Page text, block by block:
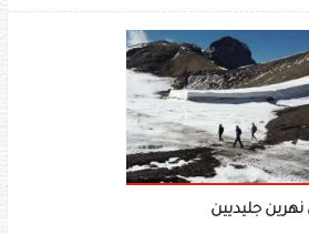
جليديين